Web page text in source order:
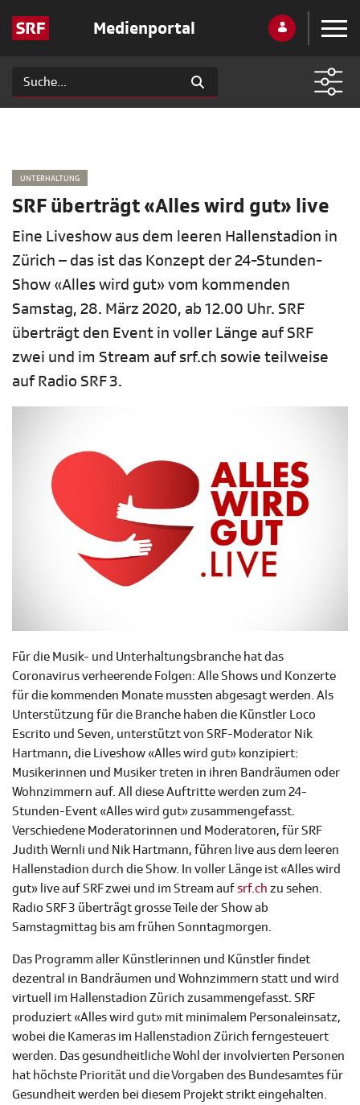
Medienportal
UNTERHALTUNG
SRF überträgt «Alles wird gut» live
Eine Liveshow aus dem leeren Hallenstadion in
Zürich – das ist das Konzept der 24-Stunden-
Show «Alles wird gut» vom kommenden
Samstag, 28. März 2020, ab 12.00 Uhr. SRF
überträgt den Event in voller Länge auf SRF
zwei und im Stream auf srf.ch sowie teilweise
auf Radio SRF 3.
Für die Musik- und Unterhaltungsbranche hat das
Coronavirus verheerende Folgen: Alle Shows und Konzerte
für die kommenden Monate mussten abgesagt werden. Als
Unterstützung für die Branche haben die Künstler Loco
Escrito und Seven, unterstützt von SRF-Moderator Nik
Hartmann, die Liveshow «Alles wird gut» konzipiert:
Musikerinnen und Musiker treten in ihren Bandräumen oder
Wohnzimmern auf. All diese Auftritte werden zum 24-
Stunden-Event «Alles wird gut» zusammengefasst.
Verschiedene Moderatorinnen und Moderatoren, für SRF
Judith Wernli und Nik Hartmann, führen live aus dem leeren
Hallenstadion durch die Show. In voller Länge ist «Alles wird
gut» live auf SRF zwei und im Stream aufsrf.ch zu sehen.
Radio SRF 3 überträgt grosse Teile der Show ab
Samstagmittag bis am frühen Sonntagmorgen.
Das Programm aller Künstlerinnen und Künstler findet
dezentral in Bandräumen und Wohnzimmern statt und wird
virtuell im Hallenstadion Zürich zusammengefasst. SRF
produziert «Alles wird gut» mit minimalem Personaleinsatz,
wobei die Kameras im Hallenstadion Zürich ferngesteuert
werden. Das gesundheitliche Wohl der involvierten Personen
hat höchste Priorität und die Vorgaben des Bundesamtes für
Gesundheit werden bei diesem Projekt strikt eingehalten.